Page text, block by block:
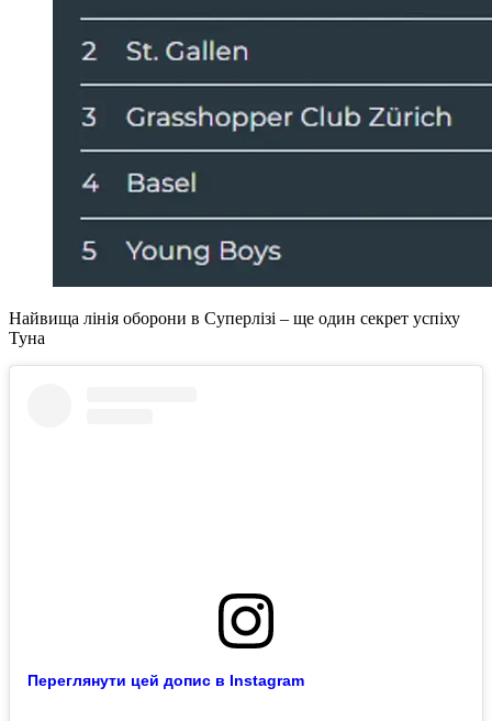
Найвища лінія оборони в Суперлізі – ще один секрет успіху
Туна
Переглянути цей допис в Instagram